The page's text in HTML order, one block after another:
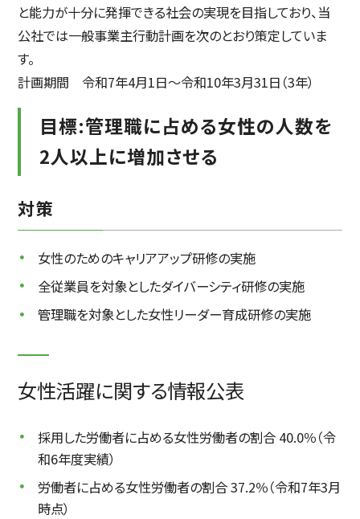
と能力が十分に発揮できる社会の実現を目指しており、当
公社では一般事業主行動計画を次のとおり策定していま
す。
計画期間 令和7年4月1日～令和10年3月31日（3年）
目標:管理職に占める女性の人数を
2人以上に増加させる
対策
女性のためのキャリアアップ研修の実施
全従業員を対象としたダイバーシティ研修の実施
管理職を対象とした女性リーダー育成研修の実施
女性活躍に関する情報公表
採用した労働者に占める女性労働者の割合 40.0％（令
和6年度実績）
労働者に占める女性労働者の割合 37.2％（令和7年3月
時点）